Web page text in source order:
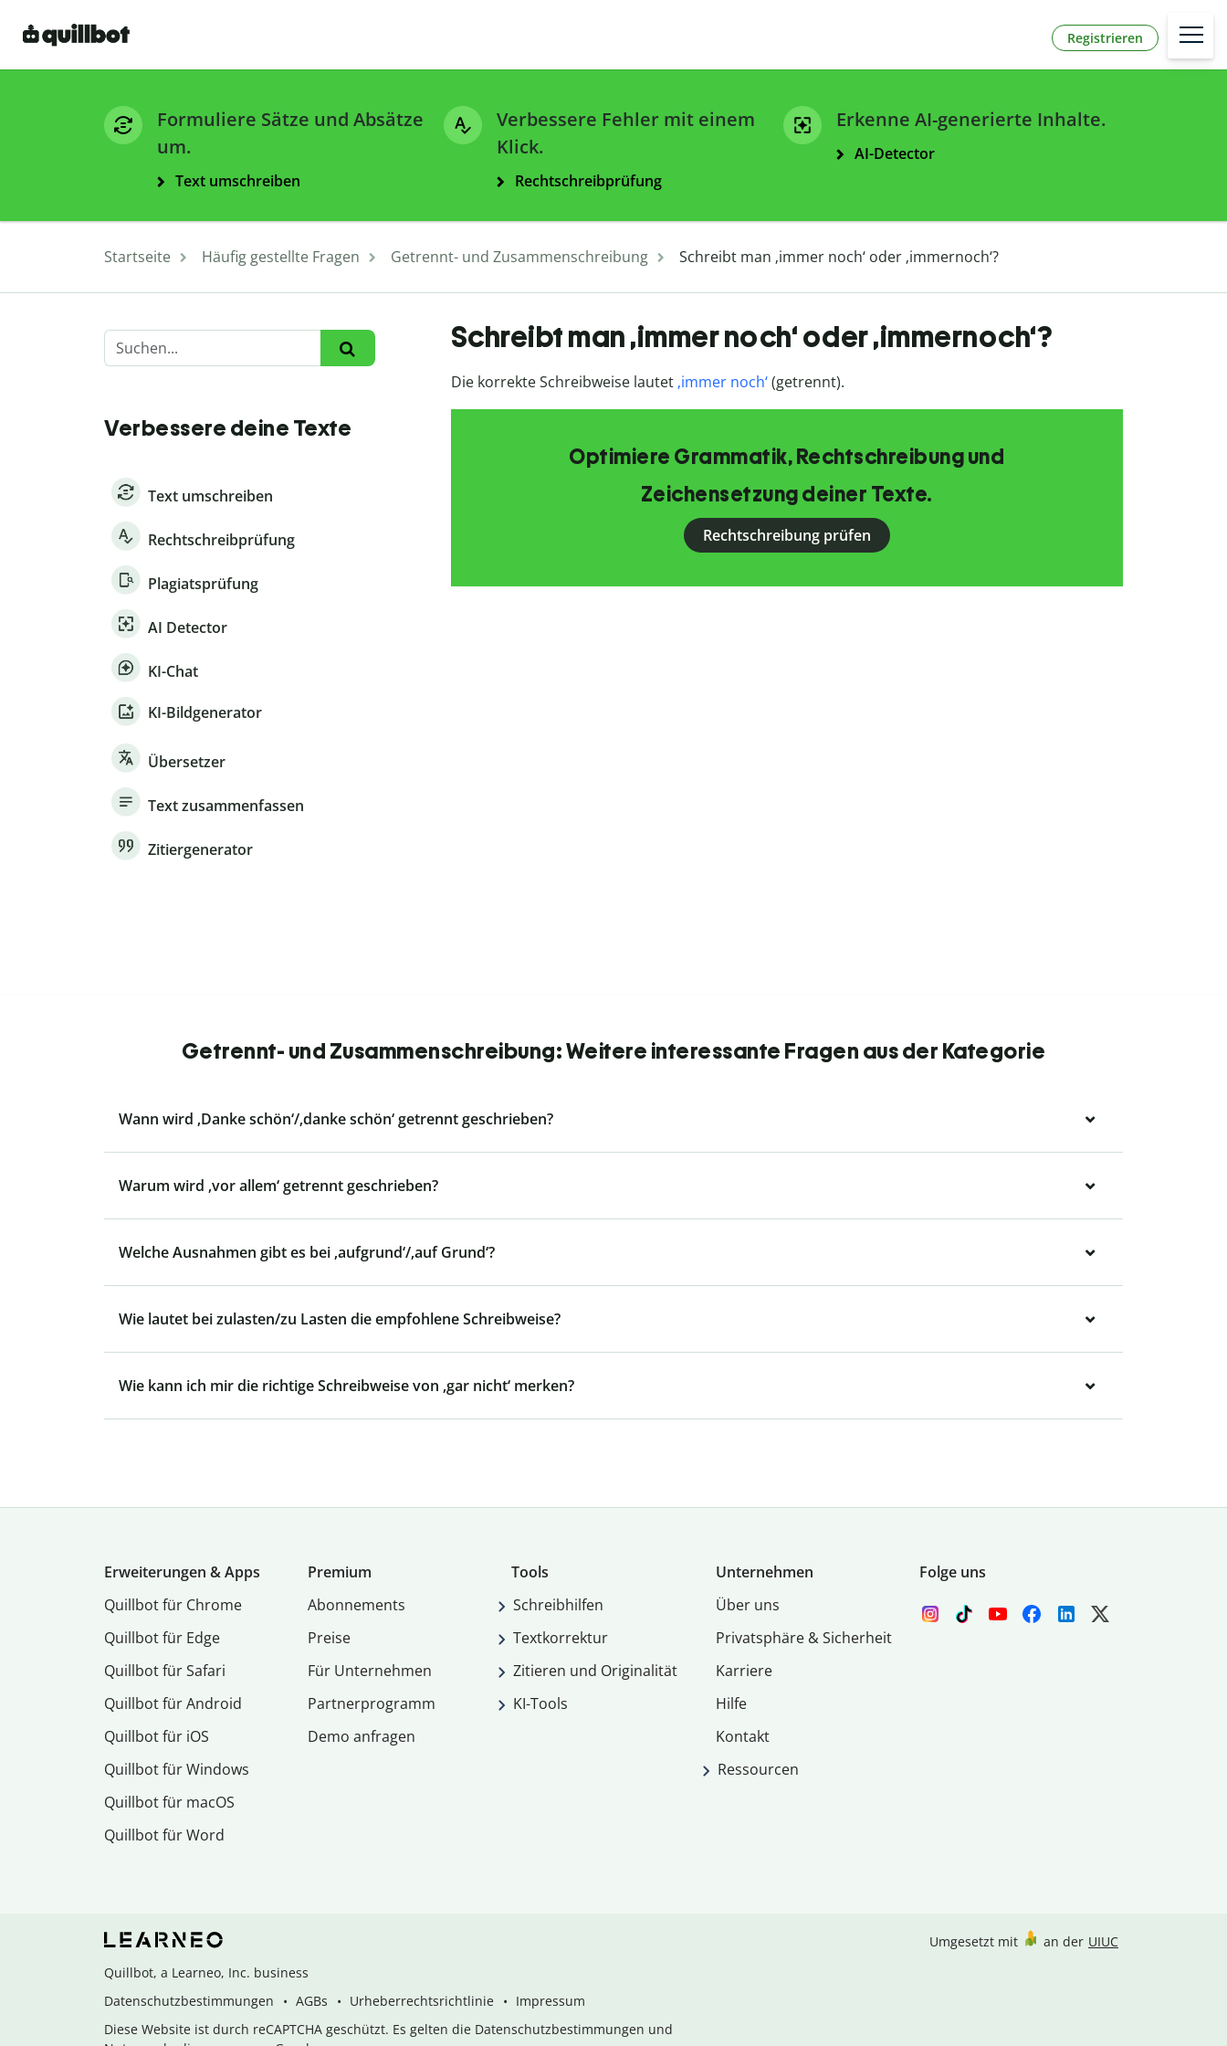
Registrieren
Formuliere Sätze und Absätze
um.
Text umschreiben
Verbessere Fehler mit einem
Klick.
Rechtschreibprüfung
Erkenne AI-generierte Inhalte.
AI-Detector
Startseite Häufig gestellte Fragen Getrennt- und Zusammenschreibung Schreibt man ‚immer noch‘ oder ‚immernoch‘?
Verbessere deine Texte
Text umschreiben
Rechtschreibprüfung
Plagiatsprüfung
AI Detector
KI-Chat
KI-Bildgenerator
Übersetzer
Text zusammenfassen
Zitiergenerator
Schreibt man ‚immer noch‘ oder ‚immernoch‘?
Die korrekte Schreibweise lautet ‚immer noch‘(getrennt).
Optimiere Grammatik, Rechtschreibung und
Zeichensetzung deiner Texte.
Rechtschreibung prüfen
Getrennt- und Zusammenschreibung: Weitere interessante Fragen aus der Kategorie
Wann wird ‚Danke schön‘/‚danke schön‘ getrennt geschrieben?
Warum wird ‚vor allem‘ getrennt geschrieben?
Welche Ausnahmen gibt es bei ‚aufgrund‘/‚auf Grund‘?
Wie lautet bei zulasten/zu Lasten die empfohlene Schreibweise?
Wie kann ich mir die richtige Schreibweise von ‚gar nicht‘ merken?
Erweiterungen & Apps
Quillbot für Chrome
Quillbot für Edge
Quillbot für Safari
Quillbot für Android
Quillbot für iOS
Quillbot für Windows
Quillbot für macOS
Quillbot für Word
Premium
Abon­ne­ments
Preise
Für Unternehmen
Partnerprogramm
Demo anfragen
Tools
Schreibhilfen
Textkorrektur
Zitieren und Originalität
KI-Tools
Unternehmen
Über uns
Privatsphäre & Sicherheit
Karriere
Hilfe
Kontakt
Ressourcen
Folge uns
Quillbot, a Learneo, Inc. business
Datenschutzbestimmungen
AGBs Urheberrechtsrichtlinie
Impressum
Diese Website ist durch reCAPTCHA geschützt. Es gelten die Datenschutzbestimmungen und
Umgesetzt mit an der UIUC